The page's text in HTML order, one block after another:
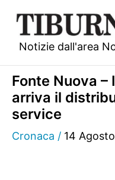
contenuto
Notizie dall'area
Fonte Nuova –
arriva il
service
Cronaca / 14